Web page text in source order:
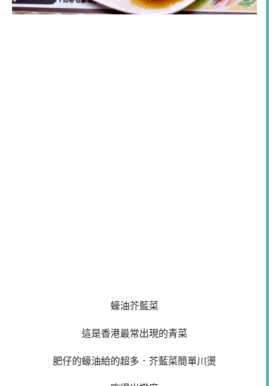
蠔油芥藍菜
這是香港最常出現的青菜
肥仔的蠔油給的超多．芥藍菜簡單川燙